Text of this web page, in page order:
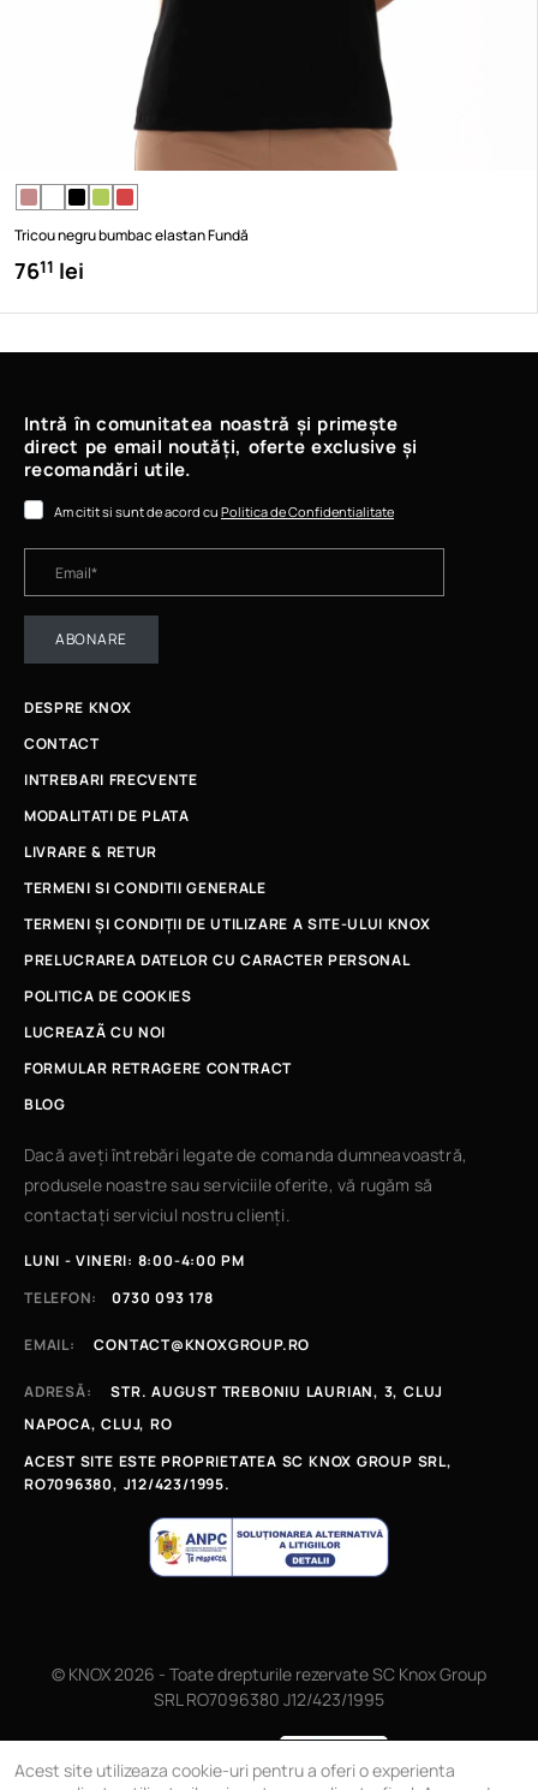
Tricou negru bumbac elastan Fundă
7611 lei
Intră în comunitatea noastră și primește
direct pe email noutăți, oferte exclusive și
recomandări utile.
Am citit si sunt de acord cu Politica de Confidentialitate
ABONARE
DESPRE KNOX
CONTACT
INTREBARI FRECVENTE
MODALITATI DE PLATA
LIVRARE & RETUR
TERMENI SI CONDITII GENERALE
TERMENI ȘI CONDIȚII DE UTILIZARE A SITE-ULUI KNOX
PRELUCRAREA DATELOR CU CARACTER PERSONAL
POLITICA DE COOKIES
LUCREAZÃ CU NOI
FORMULAR RETRAGERE CONTRACT
BLOG
Dacă aveți întrebări legate de comanda dumneavoastră,
produsele noastre sau serviciile oferite, vă rugăm să
contactați serviciul nostru clienți.
LUNI - VINERI: 8:00-4:00 PM
TELEFON:
0730 093 178
EMAIL: CONTACT@KNOXGROUP.RO
ADRESĂ:
STR. AUGUST TREBONIU LAURIAN, 3, CLUJ
NAPOCA, CLUJ, RO
ACEST SITE ESTE PROPRIETATEA SC KNOX GROUP SRL,
RO7096380, J12/423/1995.
© KNOX 2026 - Toate drepturile rezervate SC Knox Group
SRL RO7096380 J12/423/1995
Acest site utilizeaza cookie-uri pentru a oferi o experienta